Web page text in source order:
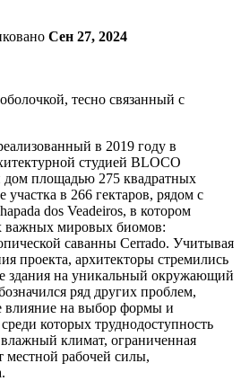
Сен 27, 2024
в 2019 году в
студией BLOCO
площадью 275 квадратных
участка в 266 гектаров, рядом с
dos Veadeiros, в котором
важных мировых биомов:
саванны Cerrado. Учитывая
проекта, архитекторы стремились
здания на уникальный окружающий
ряд других проблем,
влияние на выбор формы и
которых труднодоступность
климат, ограниченная
рабочей силы,